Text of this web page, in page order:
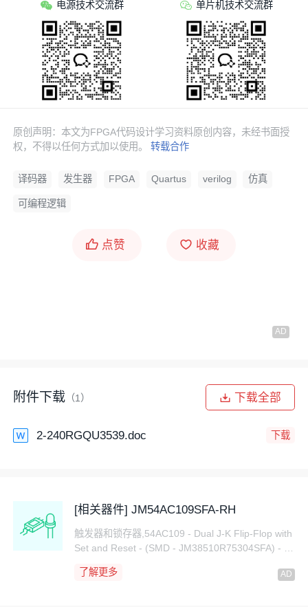
3. 程序编译
电源技术交流群 单片机技术交流群
原创声明：本文为FPGA代码设计学习资料原创内容，未经书面授
权，不得以任何方式加以使用。转载合作
译码器 发生器 FPGA Quartus verilog 仿真
可编程逻辑
点赞 收藏
附件下载 （1） 下载全部
2-240RGQU3539.doc 下载
[相关器件] JM54AC109SFA-RH
触发器和锁存器,54AC109 - Dual J-K Flip-Flop with
Set and Reset - (SMD - JM38510R75304SFA) - S
了解更多